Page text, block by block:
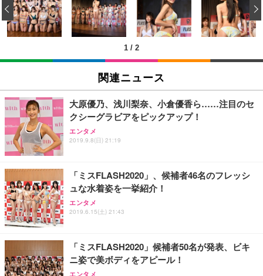
キング pc 事務椅子 360度回転 座面昇降 強化ナイロ
ン樹脂ベース 通気性メッシュ 在宅ワーク H-WY01
(黒網+黒枠+黒足)
￥5,699
SIHOO B100 オフィスチェア／デスクチェア メッシ
ュチェア 人間工学 疲れない ブラック
￥27,999
Sezlife オフィスチェア デスクチェア 疲れない テレ
ワーク チェア 強化バックレスト 30度ロッキング機
能 人間工学 椅子 腰サポート 90度跳ね上げ式アーム
務用 おしゃれ パソコンチェア (ブラック)
Sezlife オフィスチェア デスクチェア 疲れない テレ
ワーク チェア 強化バックレスト 30度ロッキング機
能 人間工学 椅子 腰サポート 90度跳ね上げ式アーム
務用 おしゃれ パソコンチェア (ホワイト)
ANDWINT オフィスチェア デスクチェア 肘なし メ
ッシュ 通気性 ランバーサポート付き 腰サポート ガ
イト
￥105,595
EIZO ビジネス向けプレミアムモニター | FlexScan
￥109,572
【純正品】27"ゲーミングモニター DualSense 充電
フック付き（CFI-ZDM1J）
【整備済み品】Dell E2724HS 27インチ 液晶モニタ
ー フルHD（1920×1080）VA 非光沢 HDMI/DisplayP
ort/VGA スピーカー内蔵 高さ調整 スイベル VESA対
【MiniLED/24.5inch/280Hz/FHD】GRAPHT THE S
HOOTER Gaming Monitor 24” Essential ゲーミン
回使い捨て 無香料 ホワイト 300枚
￥3,373
Amazonベーシック ペットシーツ 厚型 ワイド 42枚
x2袋(84枚) ホワイト(吸収面:ライトブルー)
￥3,234
ネオ・ルーライフ ネオ・オムツ L 中型犬用 26枚入
り 単品
Smart Basic(スマートベーシック) 【Amazon.co.jp
限定】 Smart Basic アイリスオーヤマ ペットシーツ
超厚型 お徳用 ワイド 100枚入 (x 1) (ケース販売)
アイリスオーヤマ ペットシーツ 超厚型 お徳用 レギ
1 / 2
‹
関連ニュース
大原優乃、浅川梨奈、小倉優香ら……注目のセ
クシーグラビアをピックアップ！
エンタメ
2019.9.8(日) 21:19
「ミスFLASH2020」、候補者46名のフレッシ
ュな水着姿を一挙紹介！
エンタメ
2019.6.15(土) 21:43
「ミスFLASH2020」候補者50名が発表、ビキ
ニ姿で美ボディをアピール！
エンタメ